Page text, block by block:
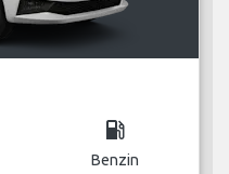
local_gas_station
Benzin